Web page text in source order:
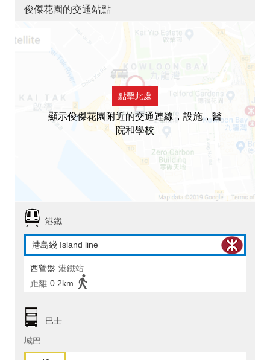
俊傑花園的交通站點
點擊此處
顯示俊傑花園附近的交通連線，設施，醫
院和學校
港鐵
港島綫 Island line
西營盤 港鐵站
距離 0.2km
巴士
城巴